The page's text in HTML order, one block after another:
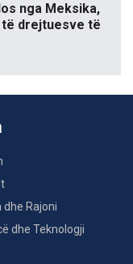
nga Meksika,
drejtuesve të
dhe Rajoni
dhe Teknologji